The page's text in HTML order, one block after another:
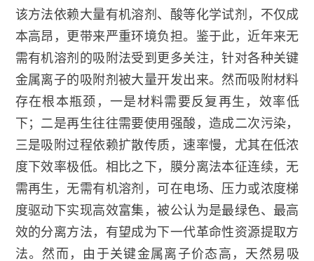
该方法依赖大量有机溶剂、酸等化学试剂，不仅成
本高昂，更带来严重环境负担。鉴于此，近年来无
需有机溶剂的吸附法受到更多关注，针对各种关键
金属离子的吸附剂被大量开发出来。然而吸附材料
存在根本瓶颈，一是材料需要反复再生，效率低
下；二是再生往往需要使用强酸，造成二次污染，
三是吸附过程依赖扩散传质，速率慢，尤其在低浓
度下效率极低。相比之下，膜分离法本征连续，无
需再生，无需有机溶剂，可在电场、压力或浓度梯
度驱动下实现高效富集，被公认为是最绿色、最高
效的分离方法，有望成为下一代革命性资源提取方
法。然而，由于关键金属离子价态高，天然易吸